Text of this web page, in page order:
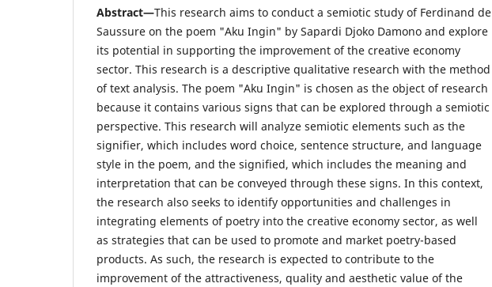
Abstract—This research aims to conduct a semiotic study of Ferdinand de
Saussure on the poem "Aku Ingin" by Sapardi Djoko Damono and explore
its potential in supporting the improvement of the creative economy
sector. This research is a descriptive qualitative research with the method
of text analysis. The poem "Aku Ingin" is chosen as the object of research
because it contains various signs that can be explored through a semiotic
perspective. This research will analyze semiotic elements such as the
signifier, which includes word choice, sentence structure, and language
style in the poem, and the signified, which includes the meaning and
interpretation that can be conveyed through these signs. In this context,
the research also seeks to identify opportunities and challenges in
integrating elements of poetry into the creative economy sector, as well
as strategies that can be used to promote and market poetry-based
products. As such, the research is expected to contribute to the
improvement of the attractiveness, quality and aesthetic value of the